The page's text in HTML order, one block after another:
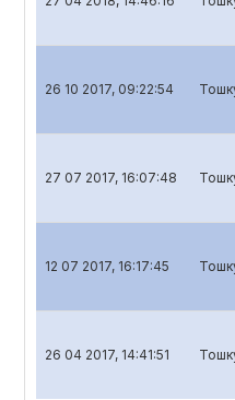
26 10 2017, 09:22:54
27 07 2017, 16:07:48
12 07 2017, 16:17:45
26 04 2017, 14:41:51